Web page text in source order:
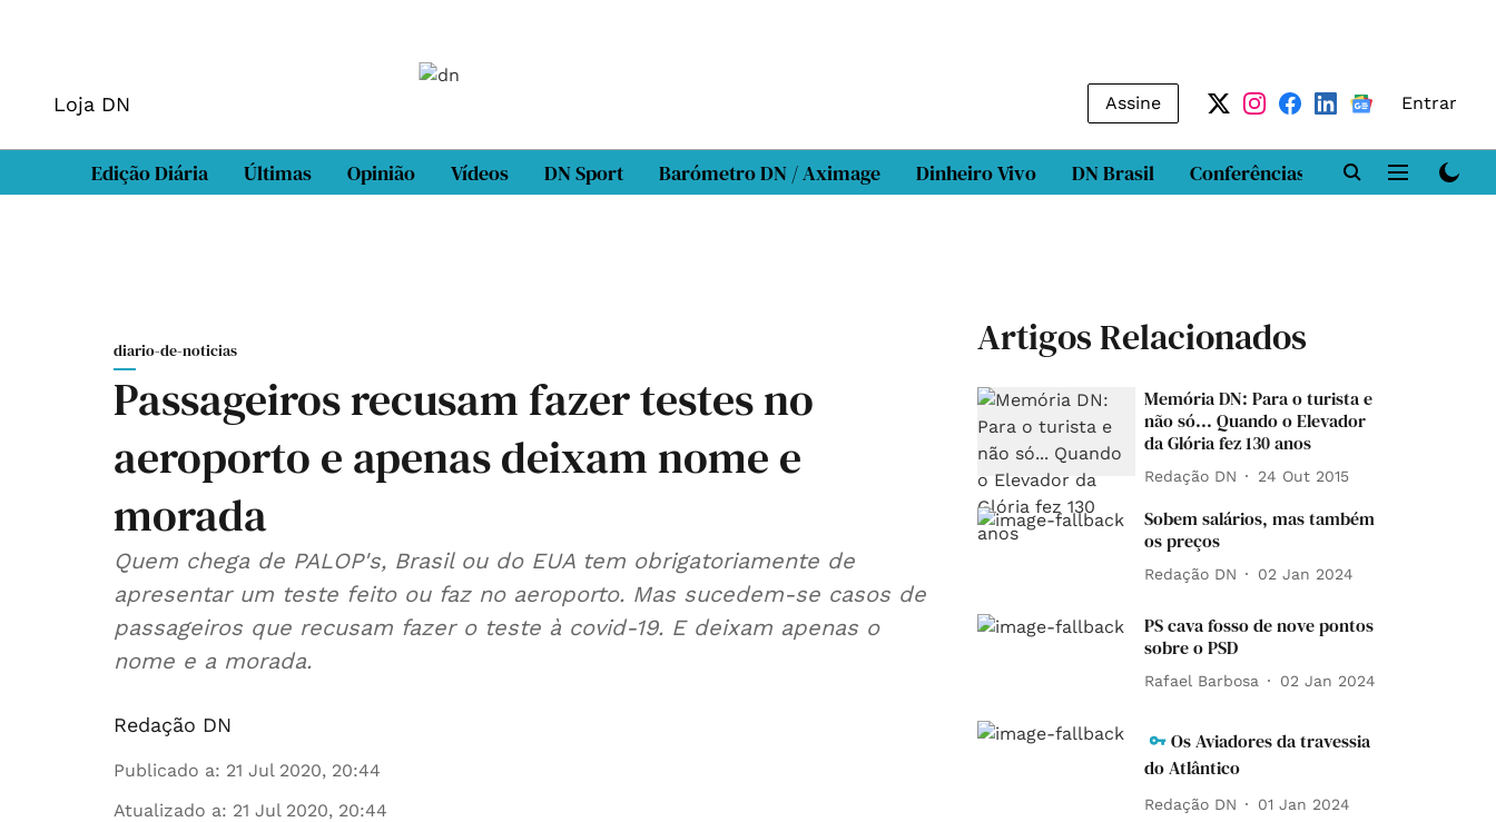
Loja DN Assine Entrar
Edição Diária Últimas Opinião Vídeos DN Sport Barómetro DN / Aximage Dinheiro Vivo DN Brasil Conferências DN LAB
diario-de-noticias
Passageiros recusam fazer testes no
aeroporto e apenas deixam nome e
morada
Quem chega de PALOP's, Brasil ou do EUA tem obrigatoriamente de
apresentar um teste feito ou faz no aeroporto. Mas sucedem-se casos de
passageiros que recusam fazer o teste à covid-19. E deixam apenas o
nome e a morada.
Redação DN
Publicado a: 21 Jul 2020, 20:44
Atualizado a: 21 Jul 2020, 20:44
Artigos Relacionados
Memória DN: Para o turista e
não só... Quando o Elevador
da Glória fez 130 anos
Redação DN 24 Out 2015
Sobem salários, mas também
os preços
Redação DN 02 Jan 2024
PS cava fosso de nove pontos
sobre o PSD
Rafael Barbosa 02 Jan 2024
Os Aviadores da travessia
do Atlântico
Redação DN 01 Jan 2024